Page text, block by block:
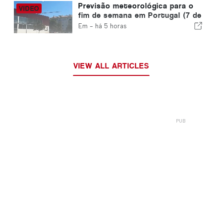
Previsão meteorológica para o
fim de semana em Portugal (7 de
agosto): O que esperar em todo
Em - há 5 horas
VIEW ALL ARTICLES